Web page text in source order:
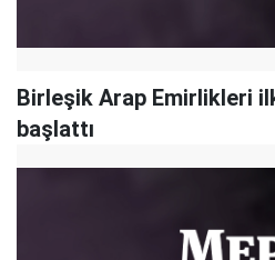
Birleşik Arap Emirlikleri
başlattı